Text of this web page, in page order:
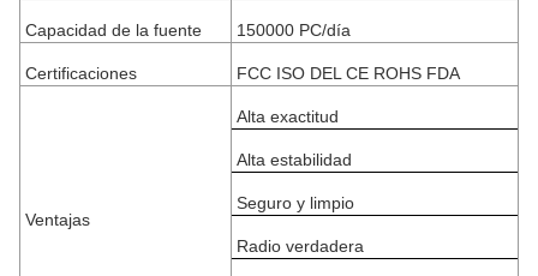
Capacidad de la fuente 150000 PC/día
Certificaciones FCC ISO DEL CE ROHS FDA
Ventajas
Alta exactitud
Alta estabilidad
Seguro y limpio
Radio verdadera